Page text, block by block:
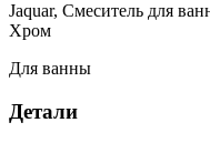
Jaquar, Смеситель для
Хром
Для ванны
Детали